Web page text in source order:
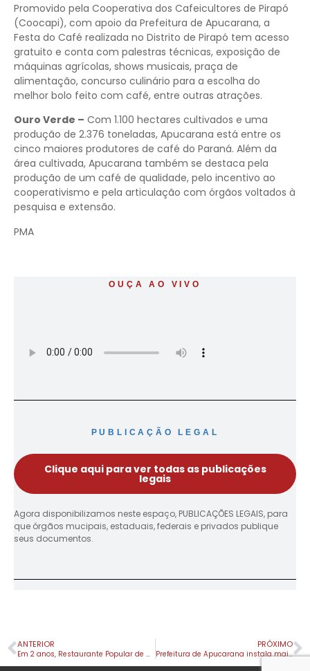
Promovido pela Cooperativa dos Cafeicultores de Pirapó
(Coocapi), com apoio da Prefeitura de Apucarana, a
Festa do Café realizada no Distrito de Pirapó tem acesso
gratuito e conta com palestras técnicas, exposição de
máquinas agrícolas, shows musicais, praça de
alimentação, concurso culinário para a escolha do
melhor bolo feito com café, entre outras atrações.
Ouro Verde – Com 1.100 hectares cultivados e uma
produção de 2.376 toneladas, Apucarana está entre os
cinco maiores produtores de café do Paraná. Além da
área cultivada, Apucarana também se destaca pela
produção de um café de qualidade, pelo incentivo ao
cooperativismo e pela articulação com órgãos voltados à
pesquisa e extensão.
PMA
OUÇA AO VIVO
PUBLICAÇÃO LEGAL
Clique aqui para ver todas as publicações
legais
Agora disponibilizamos neste espaço, PUBLICAÇÕES LEGAIS, para
que órgãos mucipais, estaduais, federais e privados publique
seus documentos.
ANTERIOR
Em 2 anos, Restaurante Popular de Apucarana serviu 150 mil refeições
PRÓXIMO
Prefeitura de Apucarana instala mais 15 parques infantis